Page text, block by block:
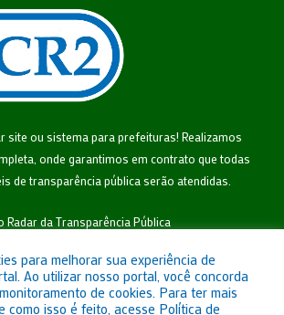
site ou sistema para prefeituras! Realizamos
onde garantimos em contrato que todas
de transparência pública serão atendidas.
Radar da Transparência Pública
para melhorar sua experiência de
Ao utilizar nosso portal, você concorda
de cookies. Para ter mais
como isso é feito, acesse Política de